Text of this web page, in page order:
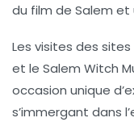
du film de Salem et
Les visites des
et le Salem Witch
occasion unique
s’immergant dans